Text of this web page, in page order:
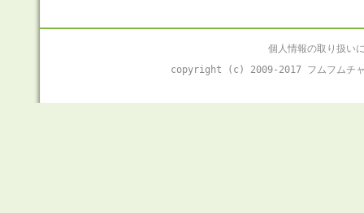
個人情報の取り扱い
copyright (c) 2009-2017 フムフムチ